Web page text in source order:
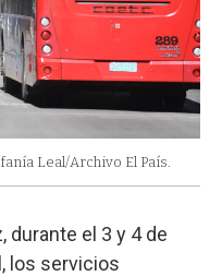
Leal/Archivo El País.
durante el 3 y 4 de
los servicios